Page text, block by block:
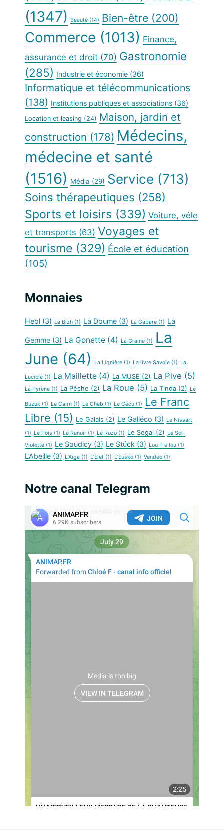
(1347)
Beauté (14) Bien-être (200)
Commerce (1013) Finance,
assurance et droit (70) Gastronomie
(285) Industrie et économie (36)
Informatique et télécommunications
(138) Institutions publiques et associations (36)
Location et leasing (24) Maison, jardin et
construction (178) Médecins,
médecine et santé
(1516) Média (29) Service (713)
Soins thérapeutiques (258)
Sports et loisirs (339) Voiture, vélo
et transports (63) Voyages et
tourisme (329) École et éducation
(105)
Monnaies
Heol (3) La Bizh (1) La Doume (3) La Gabare (1) La
Gemme (3) La Gonette (4) La Graine (1)
La
June (64) La Lignière (1) La livre Savoie (1) La
Luciole (1) La Maillette (4) La MUSE (2) La Pive (5)
La Pyrène (1) La Pêche (2) La Roue (5) La Tinda (2) Le
Buzuk (1) Le Cairn (1) Le Chab (1) Le Céou (1)
Le Franc
Libre (15) Le Galais (2) Le Galléco (3) Le Nissart
(1) Le Pois (1) Le Renoir (1) Le Rozo (1) Le Segal (2) Le Sol-
Violette (1) Le Soudicy (3) Le Stück (3) Lou P é lou (1)
L’Abeille (3) L’Aïga (1) L’Elef (1) L’Eusko (1) Vendéo (1)
Notre canal Telegram